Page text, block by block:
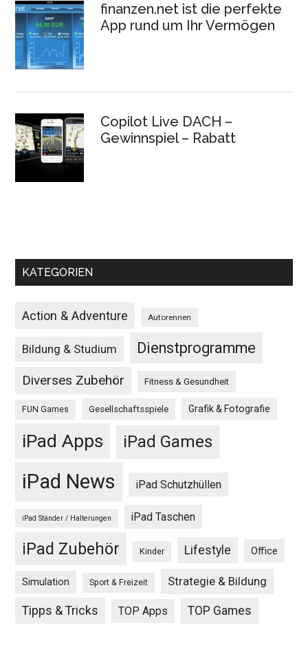
finanzen.net ist die perfekte
App rund um Ihr Vermögen
Copilot Live DACH –
Gewinnspiel – Rabatt
KATEGORIEN
Action & Adventure Autorennen
Bildung & Studium Dienstprogramme
Diverses Zubehör Fitness & Gesundheit
FUN Games Gesellschaftsspiele Grafik & Fotografie
iPad Apps iPad Games
iPad News iPad Schutzhüllen
iPad Ständer / Halterungen iPad Taschen
iPad Zubehör Kinder Lifestyle Office
Simulation Sport & Freizeit Strategie & Bildung
Tipps & Tricks TOP Apps TOP Games